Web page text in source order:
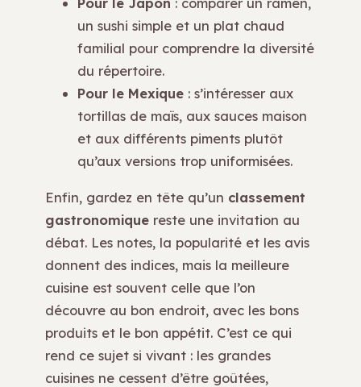
un sushi simple et un plat chaud
familial pour comprendre la diversité
du répertoire.
Pour le Mexique : s’intéresser aux
tortillas de maïs, aux sauces maison
et aux différents piments plutôt
qu’aux versions trop uniformisées.
Enfin, gardez en tête qu’un classement
gastronomique reste une invitation au
débat. Les notes, la popularité et les avis
donnent des indices, mais la meilleure
cuisine est souvent celle que l’on
découvre au bon endroit, avec les bons
produits et le bon appétit. C’est ce qui
rend ce sujet si vivant : les grandes
cuisines ne cessent d’être goûtées,